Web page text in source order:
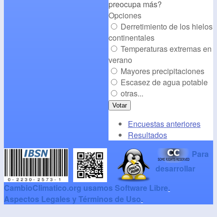
preocupa más?
Opciones
Derretimiento de los hielos
continentales
Temperaturas extremas en
verano
Mayores precipitaciones
Escasez de agua potable
otras...
Encuestas anteriores
Resultados
Para
desarrollar
CambioClimatico.org usamos Software Libre.
Aspectos Legales y Términos de Uso.